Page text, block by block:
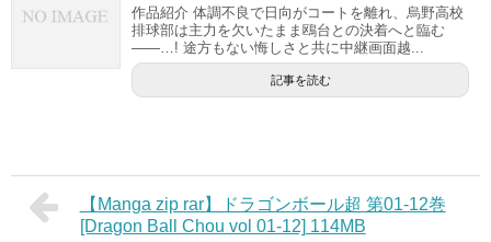
作品紹介 体調不良で日向がコートを離れ、烏野高校
排球部は主力を欠いたまま鴎台との決着へと臨む
――…! 途方もない悔しさと共に中継画面越...
記事を読む
【Manga zip rar】ドラゴンボール超 第01-12巻
[Dragon Ball Chou vol 01-12] 114MB